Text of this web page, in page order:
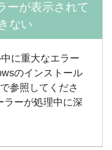
ーが表示されて
ない
に重大なエラー
のインストール
参照してくださ
ラーが処理中に深